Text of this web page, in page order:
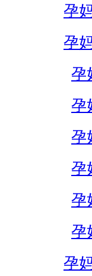
孕
孕
孕
孕
孕
孕
孕
孕
孕